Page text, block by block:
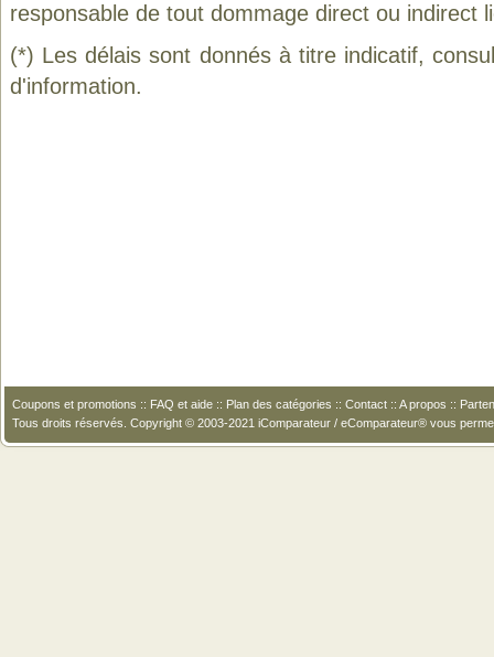
responsable de tout dommage direct ou indirect
(*) Les délais sont donnés à titre indicatif,
d'information.
Coupons et promotions :: FAQ et aide :: Plan des catégories :: Contact :: A propos ::
Tous droits réservés. Copyright © 2003-2021 iComparateur / eComparateur® vous